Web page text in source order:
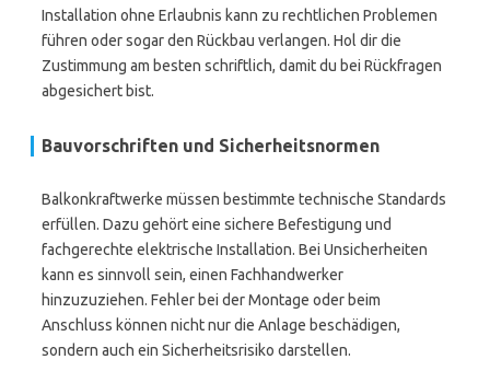
Installation ohne Erlaubnis kann zu rechtlichen Problemen
führen oder sogar den Rückbau verlangen. Hol dir die
Zustimmung am besten schriftlich, damit du bei Rückfragen
abgesichert bist.
Bauvorschriften und Sicherheitsnormen
Balkonkraftwerke müssen bestimmte technische Standards
erfüllen. Dazu gehört eine sichere Befestigung und
fachgerechte elektrische Installation. Bei Unsicherheiten
kann es sinnvoll sein, einen Fachhandwerker
hinzuzuziehen. Fehler bei der Montage oder beim
Anschluss können nicht nur die Anlage beschädigen,
sondern auch ein Sicherheitsrisiko darstellen.